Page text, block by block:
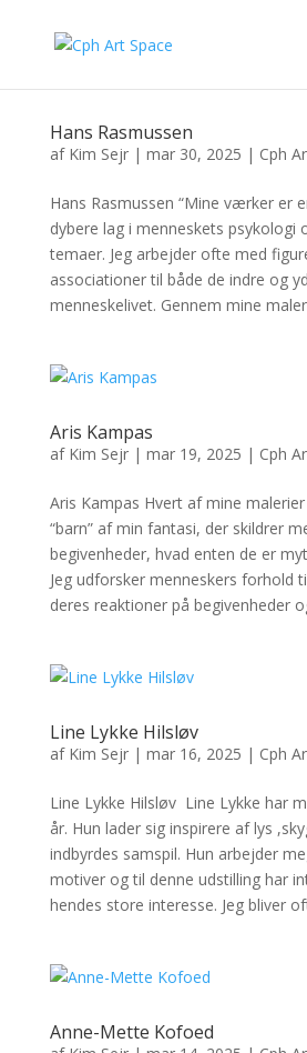
Hans Rasmussen
af Kim Sejr| mar 30, 2025 | Cph
Hans Rasmussen “Mine værker er
dybere lag i menneskets psykologi
temaer. Jeg arbejder ofte med
associationer til både de indre og
menneskelivet. Gennem mine
Aris Kampas
af Kim Sejr| mar 19, 2025 | Cph
Aris Kampas Hvert af mine
“barn” af min fantasi, der skildrer
begivenheder, hvad enten de er
Jeg udforsker menneskers forhold
deres reaktioner på begivenheder
Line Lykke Hilsløv
af Kim Sejr| mar 16, 2025 | Cph
Line Lykke Hilsløv Line Lykke har
år. Hun lader sig inspirere af lys
indbyrdes samspil. Hun arbejder
motiver og til denne udstilling har
hendes store interesse. Jeg bliver
Anne-Mette Kofoed